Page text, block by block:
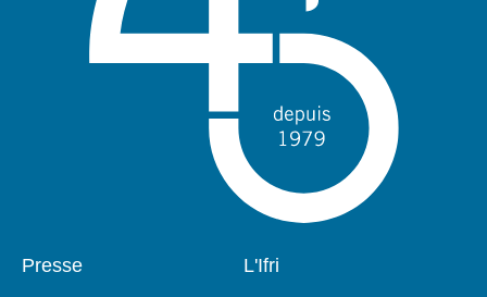
Pied
Presse
Navigation
L'Ifri